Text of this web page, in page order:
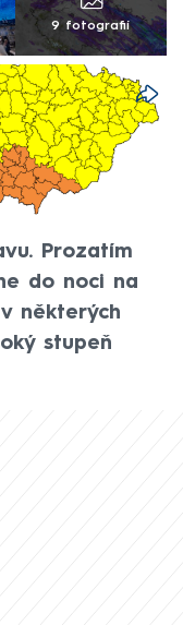
9 fotografií
vydali
Prozatím
do noci na
některých
stupeň